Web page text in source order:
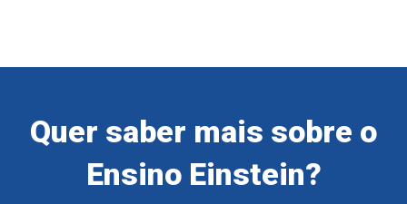
Quer saber mais sobre o
Ensino Einstein?